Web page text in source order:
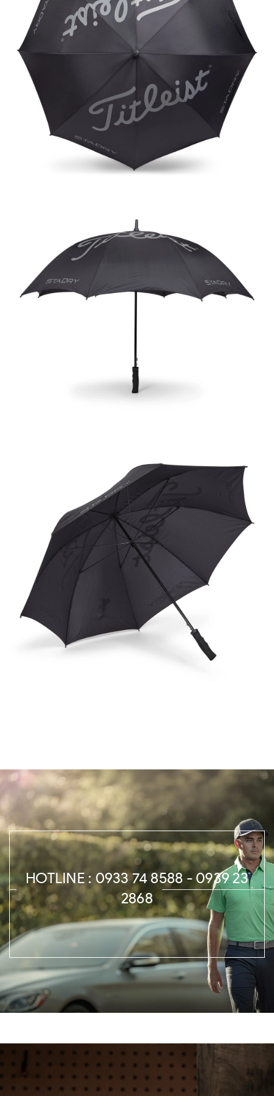
HOTLINE : 0933 74 8588 - 0939 23
2868